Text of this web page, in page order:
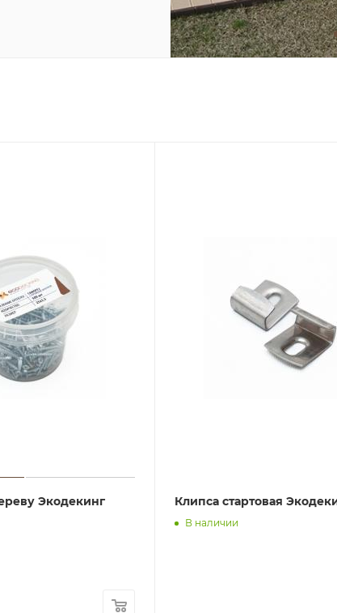
Экодекинг
Клипса стартовая
В наличии